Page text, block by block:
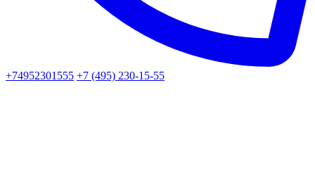
+74952301555 +7 (495) 230-15-55